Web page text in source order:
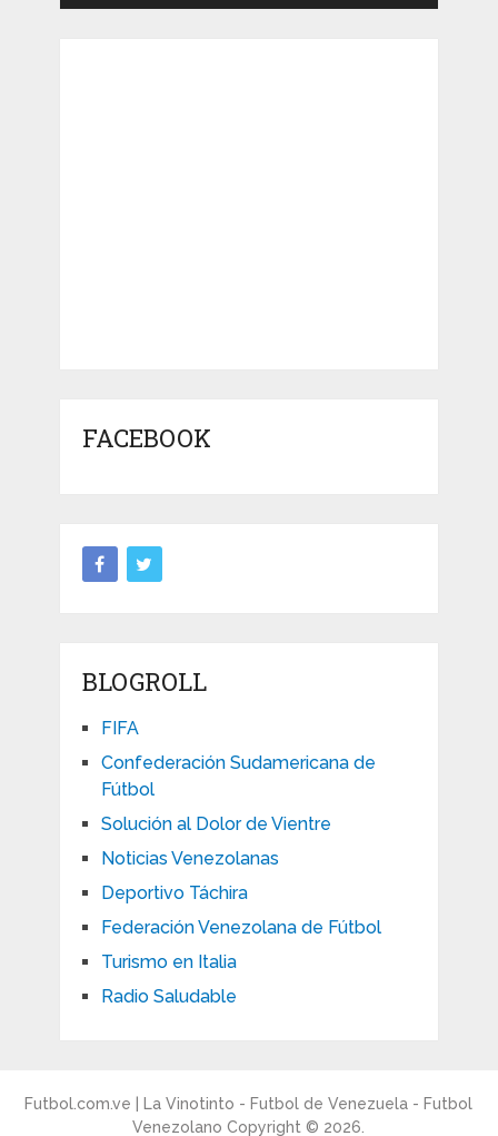
FACEBOOK
BLOGROLL
FIFA
Confederación Sudamericana de
Fútbol
Solución al Dolor de Vientre
Noticias Venezolanas
Deportivo Táchira
Federación Venezolana de Fútbol
Turismo en Italia
Radio Saludable
Futbol.com.ve | La Vinotinto - Futbol de Venezuela - Futbol
Venezolano Copyright © 2026.